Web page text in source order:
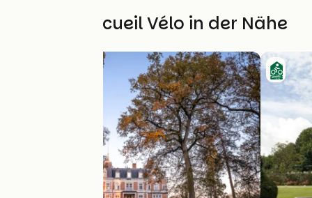
Weitere Accueil Vélo in der Nähe